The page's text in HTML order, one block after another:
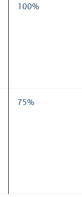
100%
75%